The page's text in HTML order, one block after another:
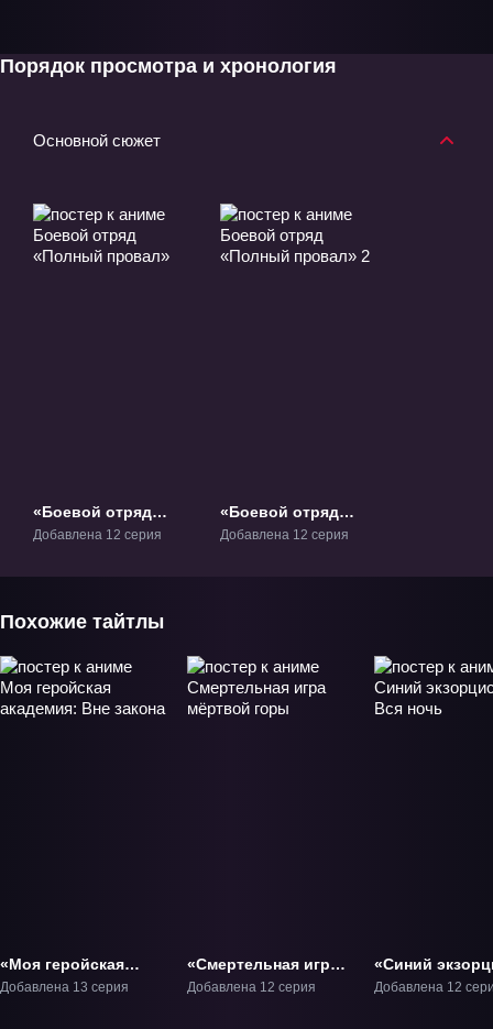
Порядок просмотра и хронология
Основной сюжет
«Боевой отряд
«Полный провал»»
Добавлена 12 серия
«Боевой отряд
«Полный провал» 2»
Добавлена 12 серия
Похожие тайтлы
«Моя геройская
академия: Вне
Добавлена 13 серия
«Смертельная игра
мёртвой горы» ТВ-1
Добавлена 12 серия
«Синий
Вся ночь» ТВ-
Добавлена 12